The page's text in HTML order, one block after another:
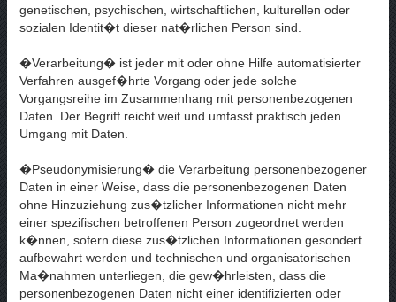
genetischen, psychischen, wirtschaftlichen, kulturellen oder
sozialen Identit�t dieser nat�rlichen Person sind.
�Verarbeitung� ist jeder mit oder ohne Hilfe automatisierter
Verfahren ausgef�hrte Vorgang oder jede solche
Vorgangsreihe im Zusammenhang mit personenbezogenen
Daten. Der Begriff reicht weit und umfasst praktisch jeden
Umgang mit Daten.
�Pseudonymisierung� die Verarbeitung personenbezogener
Daten in einer Weise, dass die personenbezogenen Daten
ohne Hinzuziehung zus�tzlicher Informationen nicht mehr
einer spezifischen betroffenen Person zugeordnet werden
k�nnen, sofern diese zus�tzlichen Informationen gesondert
aufbewahrt werden und technischen und organisatorischen
Ma�nahmen unterliegen, die gew�hrleisten, dass die
personenbezogenen Daten nicht einer identifizierten oder